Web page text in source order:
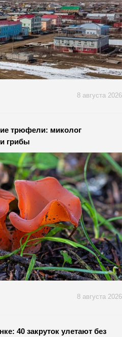
8 августа 2026
трюфели: миколог
грибы
8 августа 2026
40 закруток улетают без